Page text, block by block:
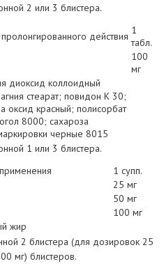
2 или 3 блистера.
действия 1
табл.
100
мг
диоксид коллоидный
стеарат; повидон К 30;
оксид красный; полисорбат
8000; сахароза
черные 8015
1 или 3 блистера.
1 супп.
25 мг
50 мг
100 мг
жир
2 блистера (для дозировок 25
мг) блистеров.